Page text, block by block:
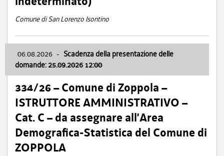
Comune di San Lorenzo Isontino
06.08.2026 - Scadenza della presentazione delle
domande: 25.09.2026 12:00
334/26 – Comune di Zoppola –
ISTRUTTORE AMMINISTRATIVO –
Cat. C – da assegnare all’Area
Demografica-Statistica del Comune di
ZOPPOLA